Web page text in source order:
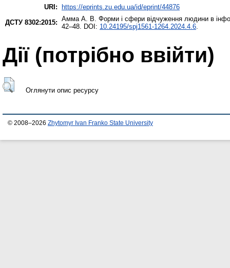
URI:
https://eprints.zu.edu.ua/id/eprint/44876
ДСТУ 8302:2015: Амма А. В. Форми і сфери відчуження людини в
42–48. DOI: 10.24195/spj1561-1264.2024.4.6.
Дії ​​(потрібно ввійти)
Оглянути опис ресурсу
© 2008–2026 Zhytomyr Ivan Franko State University